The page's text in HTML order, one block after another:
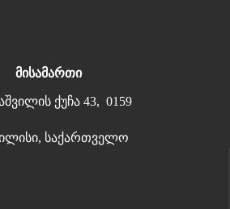
მისამართი
ქუჩა 43, 0159
საქართველო